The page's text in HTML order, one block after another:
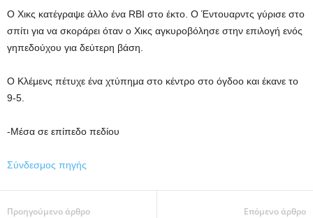
Ο Χικς κατέγραψε άλλο ένα RBI στο έκτο. Ο Έντουαρντς γύρισε στο
σπίτι για να σκοράρει όταν ο Χικς αγκυροβόλησε στην επιλογή ενός
γηπεδούχου για δεύτερη βάση.
Ο Κλέμενς πέτυχε ένα χτύπημα στο κέντρο στο όγδοο και έκανε το
9-5.
-Μέσα σε επίπεδο πεδίου
Σύνδεσμος πηγής
Προηγούμενο άρθρο Επόμενο άρθρο